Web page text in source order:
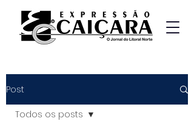
Post
Todos os posts